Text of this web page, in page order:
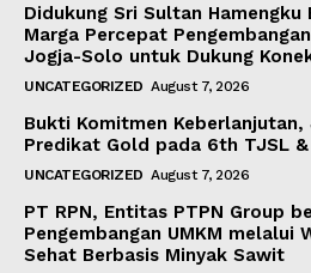
Didukung Sri Sultan Hamengku
Marga Percepat
Jogja-Solo untuk Dukung
UNCATEGORIZED August 7, 2026
Bukti Komitmen Keberlanjutan,
Predikat Gold pada 6th TJSL &
UNCATEGORIZED August 7, 2026
PT RPN, Entitas PTPN Group
Pengembangan UMKM melalui
Sehat Berbasis Minyak Sawit